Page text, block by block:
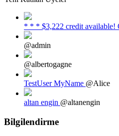
* * * $3,222 credit available!
@admin
@albertogagne
TestUser MyName @Alice
altan engin @altanengin
Bilgilendirme